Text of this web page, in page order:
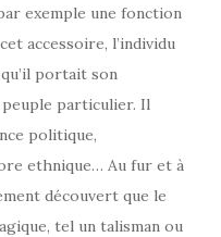
exemple une fonction
accessoire, l’individu
portait son
peuple particulier. Il
politique,
ethnique… Au fur et à
découvert que le
tel un talisman ou